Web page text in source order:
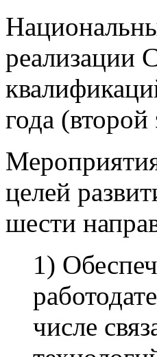
реализации
года
целей
шести
1)
числе